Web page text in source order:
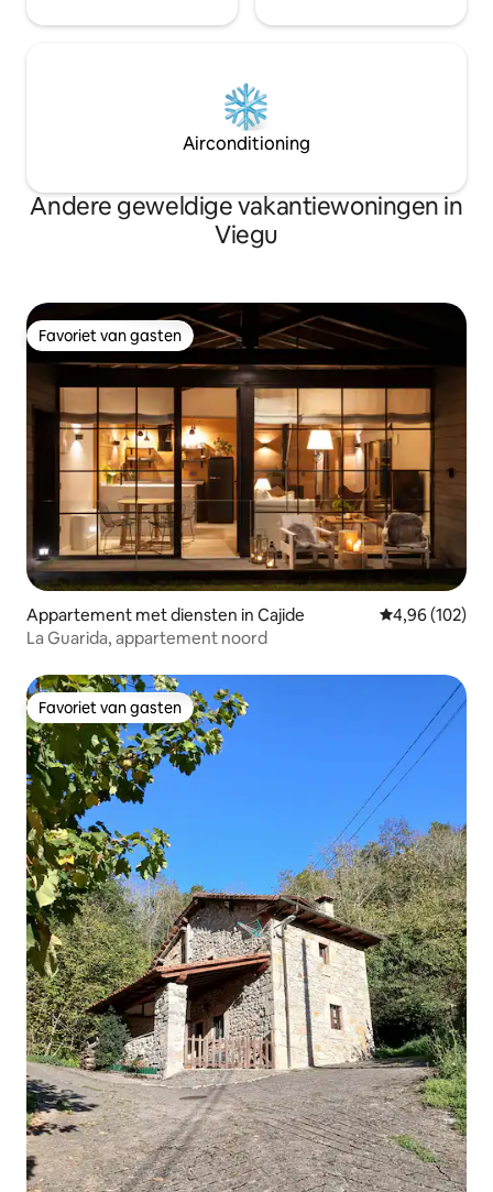
Airconditioning
Andere geweldige vakantiewoningen in
Viegu
Favoriet van gasten
Favoriet van gasten
Appartement met diensten in Cajide Gemiddelde
4,96 (102)
La Guarida, appartement noord
Favoriet van gasten
Favoriet van gasten